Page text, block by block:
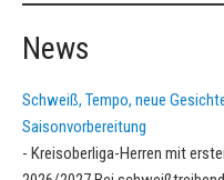
News
Schweiß, Tempo, neue
Saisonvorbereitung
- Kreisoberliga-Herren mit